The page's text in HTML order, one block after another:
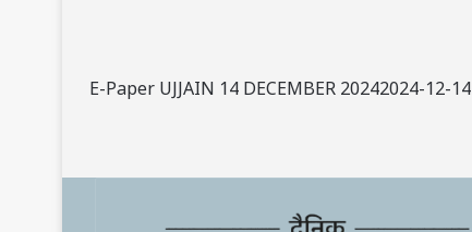
E-Paper UJJAIN 14 DECEMBER 20242024-12-14